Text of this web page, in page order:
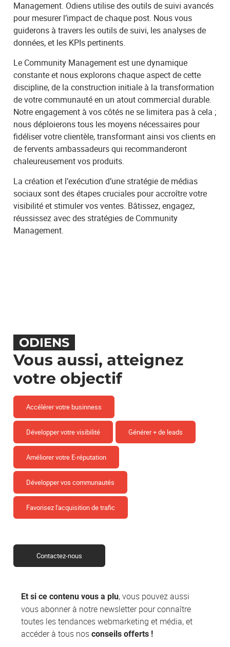
Management. Odiens utilise des outils de suivi avancés
pour mesurer l’impact de chaque post. Nous vous
guiderons à travers les outils de suivi, les analyses de
données, et les KPIs pertinents.
Le Community Management est une dynamique
constante et nous explorons chaque aspect de cette
discipline, de la construction initiale à la transformation
de votre communauté en un atout commercial durable.
Notre engagement à vos côtés ne se limitera pas à cela ;
nous déploierons tous les moyens nécessaires pour
fidéliser votre clientèle, transformant ainsi vos clients en
de fervents ambassadeurs qui recommanderont
chaleureusement vos produits.
La création et l’exécution d’une stratégie de médias
sociaux sont des étapes cruciales pour accroître votre
visibilité et stimuler vos ventes. Bâtissez, engagez,
réussissez avec des stratégies de Community
Management.
ODIENS
Vous aussi, atteignez
votre objectif
Accélérer votre businness
Développer votre visibilité Générer + de leads
Améliorer votre E-réputation
Développer vos communautés
Favorisez l'acquisition de trafic
Contactez-nous
Et si ce contenu vous a plu, vous pouvez aussi
vous abonner à notre newsletter pour connaître
toutes les tendances webmarketing et média, et
accéder à tous nosconseils offerts !